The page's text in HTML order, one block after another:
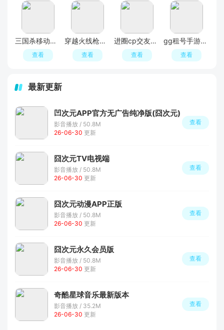
三国杀移动版官方正版
查看
穿越火线枪战王者最新版
查看
进圈cp交友软件手机版
查看
gg租号手游一键上号app安卓版
查看
最新更新
凹次元APP官方无广告纯净版(囧次元)
影音播放 / 50.8M
26-06-30 更新
查看
囧次元TV电视端
影音播放 / 50.8M
26-06-30 更新
查看
囧次元动漫APP正版
影音播放 / 50.8M
26-06-30 更新
查看
囧次元永久会员版
影音播放 / 50.8M
26-06-30 更新
查看
奇酷星球音乐最新版本
影音播放 / 35.2M
26-06-30 更新
查看